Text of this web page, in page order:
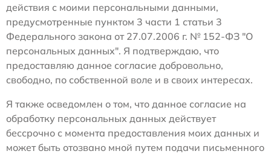
действия с моими персональными данными,
предусмотренные пунктом 3 части 1 статьи 3
Федерального закона от 27.07.2006 г. № 152-ФЗ "О
персональных данных". Я подтверждаю, что
предоставляю данное согласие добровольно,
свободно, по собственной воле и в своих интересах.
Я также осведомлен о том, что данное согласие на
обработку персональных данных действует
бессрочно с момента предоставления моих данных и
может быть отозвано мной путем подачи письменного